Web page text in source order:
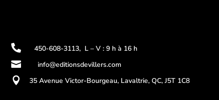
 450-608-3113, L – V : 9 h à 16 h
 info@editionsdevillers.com
 35 Avenue Victor-Bourgeau, Lavaltrie, QC, J5T 1C8